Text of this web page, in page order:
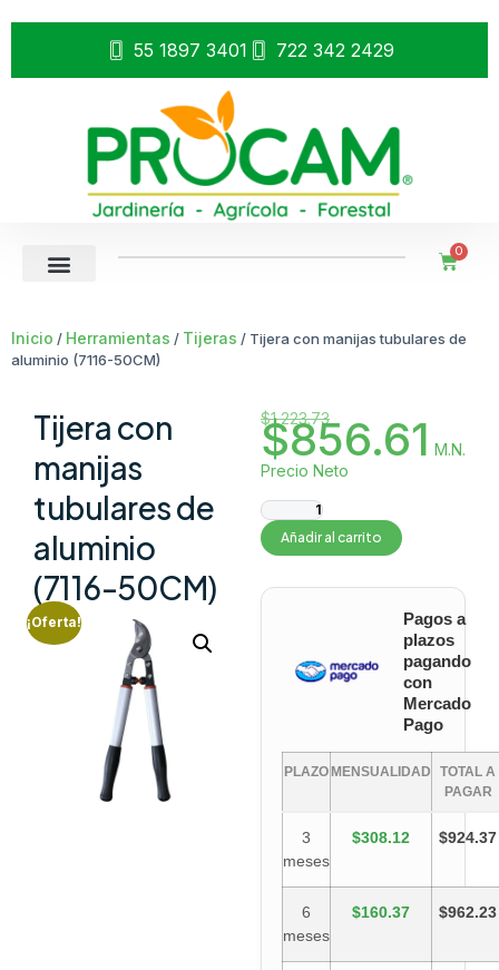
55 1897 3401 722 342 2429
0
Inicio / Herramientas / Tijeras / Tijera con manijas tubulares de
aluminio (7116-50CM)
Tijera con
manijas
tubulares de
aluminio
(7116-50CM)
¡Oferta!
$1,223.73
$856.61 M.N.
Precio Neto
Añadir al carrito
Pagos a
plazos
pagando
con
Mercado
Pago
PLAZO MENSUALIDAD
TOTAL A
PAGAR
3
meses
$308.12 $924.37
6
meses
$160.37 $962.23